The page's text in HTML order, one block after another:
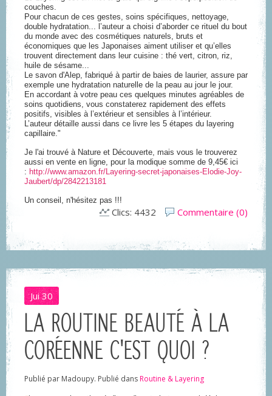
couches.
Pour chacun de ces gestes, soins spécifiques, nettoyage,
double hydratation... l’auteur a choisi d’aborder ce rituel du bout
du monde avec des cosmétiques naturels, bruts et
économiques que les Japonaises aiment utiliser et qu’elles
trouvent directement dans leur cuisine : thé vert, citron, riz,
huile de sésame...
Le savon d'Alep, fabriqué à partir de baies de laurier, assure par
exemple une hydratation naturelle de la peau au jour le jour.
En accordant à votre peau ces quelques minutes agréables de
soins quotidiens, vous constaterez rapidement des effets
positifs, visibles à l’extérieur et sensibles à l’intérieur.
L’auteur détaille aussi dans ce livre les 5 étapes du layering
capillaire."
Je l'ai trouvé à Nature et Découverte, mais vous le trouverez
aussi en vente en ligne, pour la modique somme de 9,45€ ici
: http://www.amazon.fr/Layering-secret-japonaises-Elodie-Joy-
Jaubert/dp/2842213181
Un conseil, n'hésitez pas !!!
Commentaire (0)
Clics: 4432
Jui 30
LA ROUTINE BEAUTÉ À LA
CORÉENNE C'EST QUOI ?
Publié par Madoupy. Publié dansRoutine & Layering